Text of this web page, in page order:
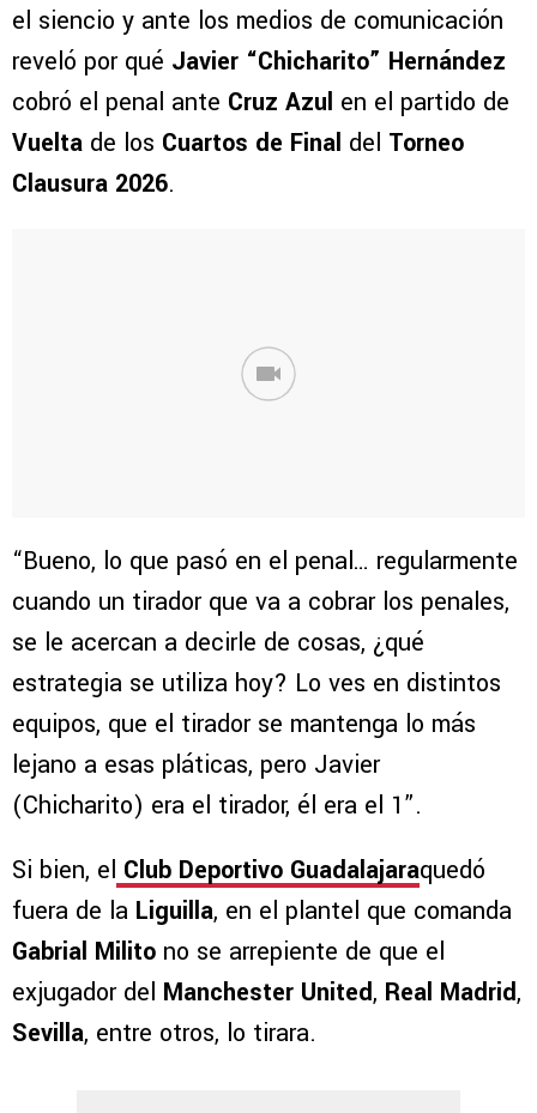
el siencio y ante los medios de comunicación
reveló por qué Javier “Chicharito” Hernández
cobró el penal ante Cruz Azul en el partido de
Vuelta de los Cuartos de Final del Torneo
Clausura 2026.
“Bueno, lo que pasó en el penal… regularmente
cuando un tirador que va a cobrar los penales,
se le acercan a decirle de cosas, ¿qué
estrategia se utiliza hoy? Lo ves en distintos
equipos, que el tirador se mantenga lo más
lejano a esas pláticas, pero Javier
(Chicharito) era el tirador, él era el 1”.
Si bien, el Club Deportivo Guadalajaraquedó
fuera de la Liguilla, en el plantel que comanda
Gabrial Milito no se arrepiente de que el
exjugador del Manchester United, Real Madrid,
Sevilla, entre otros, lo tirara.